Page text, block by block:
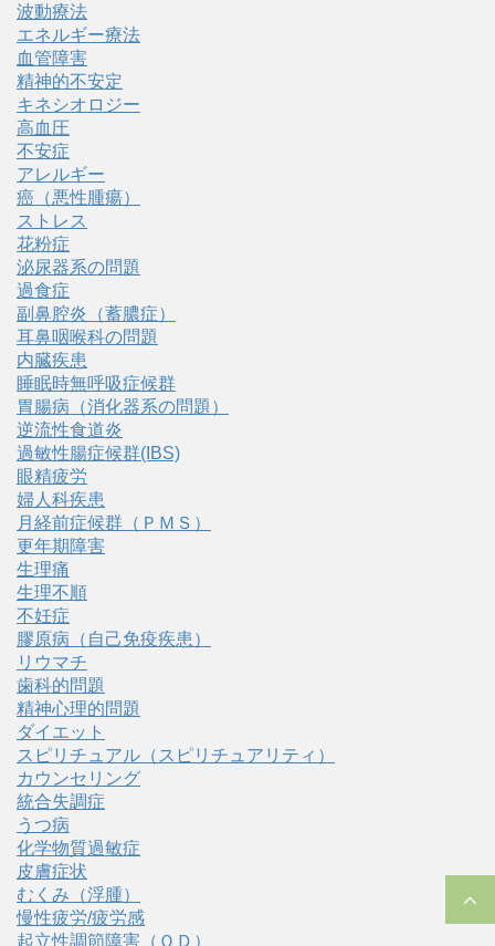
波動療法
エネルギー療法
血管障害
精神的不安定
キネシオロジー
高血圧
不安症
アレルギー
癌（悪性腫瘍）
ストレス
花粉症
泌尿器系の問題
過食症
副鼻腔炎（蓄膿症）
耳鼻咽喉科の問題
内臓疾患
睡眠時無呼吸症候群
胃腸病（消化器系の問題）
逆流性食道炎
過敏性腸症候群(IBS)
眼精疲労
婦人科疾患
月経前症候群（ＰＭＳ）
更年期障害
生理痛
生理不順
不妊症
膠原病（自己免疫疾患）
リウマチ
歯科的問題
精神心理的問題
ダイエット
スピリチュアル（スピリチュアリティ）
カウンセリング
統合失調症
うつ病
化学物質過敏症
皮膚症状
むくみ（浮腫）
慢性疲労/疲労感
起立性調節障害（ＯＤ）